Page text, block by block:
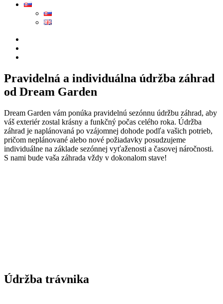
Pravidelná a individuálna údržba záhrad
od Dream Garden
Dream Garden vám ponúka pravidelnú sezónnu údržbu záhrad, aby
váš exteriér zostal krásny a funkčný počas celého roka. Údržba
záhrad je naplánovaná po vzájomnej dohode podľa vašich potrieb,
pričom neplánované alebo nové požiadavky posudzujeme
individuálne na základe sezónnej vyťaženosti a časovej náročnosti.
S nami bude vaša záhrada vždy v dokonalom stave!
Údržba trávnika